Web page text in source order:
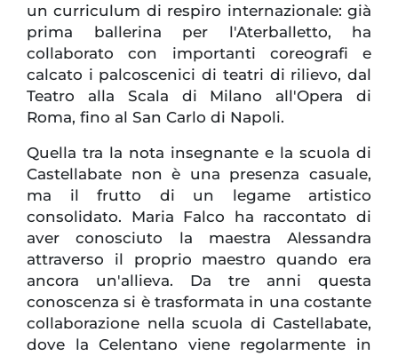
un curriculum di respiro internazionale: già
prima ballerina per l'Aterballetto, ha
collaborato con importanti coreografi e
calcato i palcoscenici di teatri di rilievo, dal
Teatro alla Scala di Milano all'Opera di
Roma, fino al San Carlo di Napoli.
Quella tra la nota insegnante e la scuola di
Castellabate non è una presenza casuale,
ma il frutto di un legame artistico
consolidato. Maria Falco ha raccontato di
aver conosciuto la maestra Alessandra
attraverso il proprio maestro quando era
ancora un'allieva. Da tre anni questa
conoscenza si è trasformata in una costante
collaborazione nella scuola di Castellabate,
dove la Celentano viene regolarmente in